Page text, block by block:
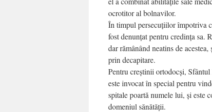
ocrotitor al bolnavilor.
În timpul persecuțiilor împotriva
fost denunțat pentru credința sa.
dar rămânând neatins de
prin decapitare.
Pentru creștinii ortodocși,
este invocat în special pentru
spitale poartă numele lui, și este
domeniul sănătății.